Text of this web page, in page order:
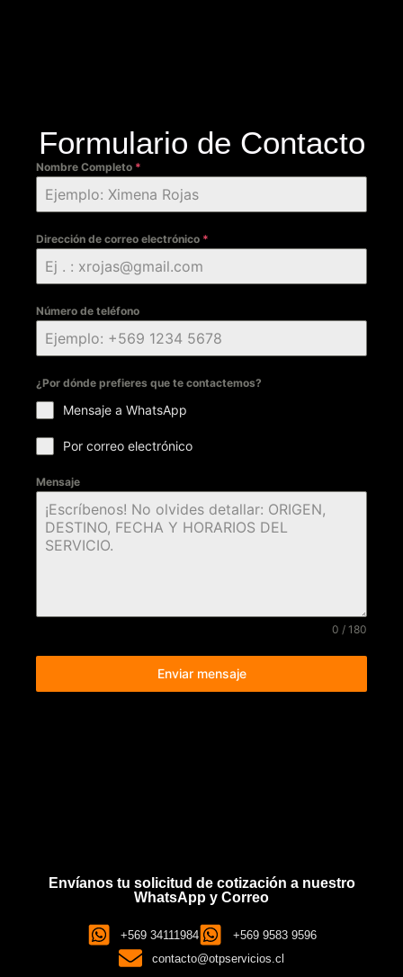
Formulario de Contacto
Nombre Completo *
Dirección de correo electrónico *
Número de teléfono
¿Por dónde prefieres que te contactemos?
Mensaje a WhatsApp
Por correo electrónico
Mensaje
0 / 180
Enviar mensaje
Envíanos tu solicitud de cotización a nuestro
WhatsApp y Correo
+569 34111984
+569 9583 9596
contacto@otpservicios.cl